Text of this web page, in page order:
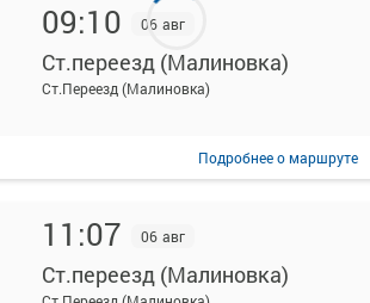
09:10 06 авг
Ст.переезд (Малиновка)
Ст.Переезд (Малиновка)
Подробнеео маршруте
11:07 06 авг
Ст.переезд (Малиновка)